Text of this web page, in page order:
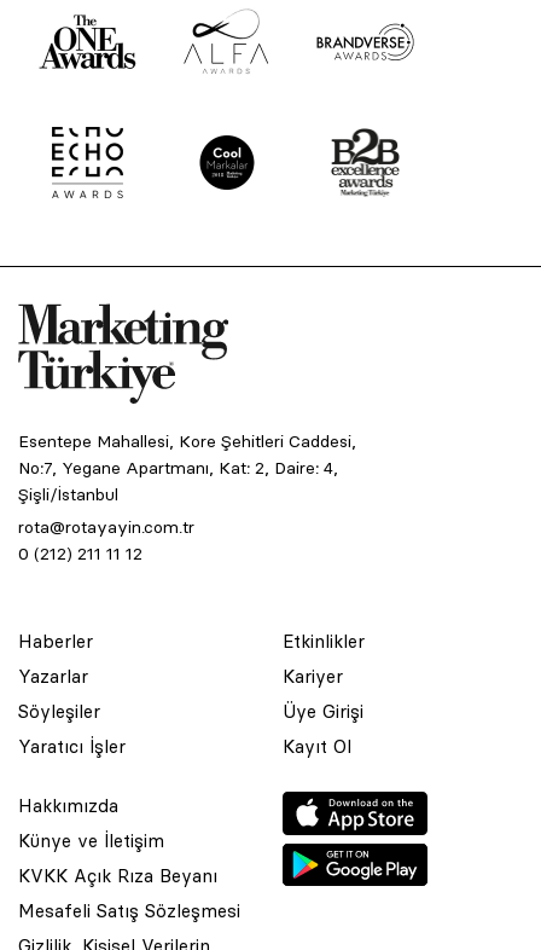
Esentepe Mahallesi, Kore Şehitleri Caddesi,
No:7, Yegane Apartmanı, Kat: 2, Daire: 4,
Şişli/İstanbul
rota@rotayayin.com.tr
0 (212) 211 11 12
Haberler
Yazarlar
Söyleşiler
Yaratıcı İşler
Etkinlikler
Kariyer
Üye Girişi
Kayıt Ol
Hakkımızda
Künye ve İletişim
KVKK Açık Rıza Beyanı
Mesafeli Satış Sözleşmesi